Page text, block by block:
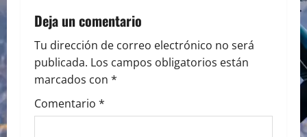
v
i
g
a
Deja un comentario
Tu dirección de correo electrónico no será
publicada. Los campos obligatorios están
marcados con *
Comentario *